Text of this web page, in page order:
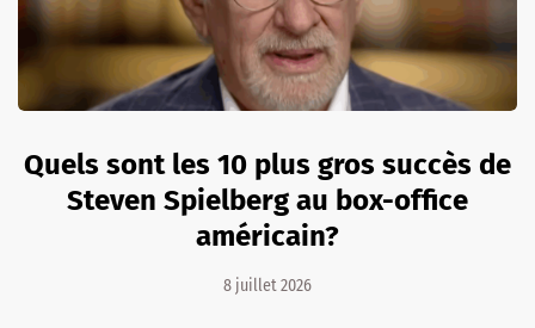
Quels sont les 10 plus gros succès de
Steven Spielberg au box-office
américain?
8 juillet 2026